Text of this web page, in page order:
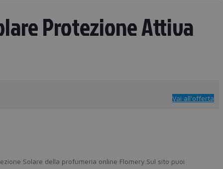
Protezione Attiva
Vai all'offerta
Solare della profumeria online Flomery.Sul sito puoi